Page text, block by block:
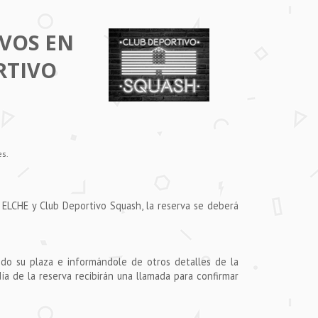
EN
y Club Deportivo Squash, la reserva se deberá
su plaza e informándole de otros detalles de la
de la reserva recibirán una llamada para confirmar